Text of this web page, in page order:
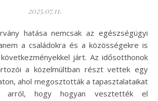
2025.07.11.
a családokra és a közösségekre is
járt. Az idősotthonok
a közelmúltban részt vettek egy
ahol megosztották a tapasztalataikat
arról, hogy hogyan vesztették el